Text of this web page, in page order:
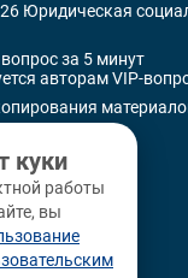
Юридическая
за 5 минут
авторам VIP-
59
куки
работы
вы